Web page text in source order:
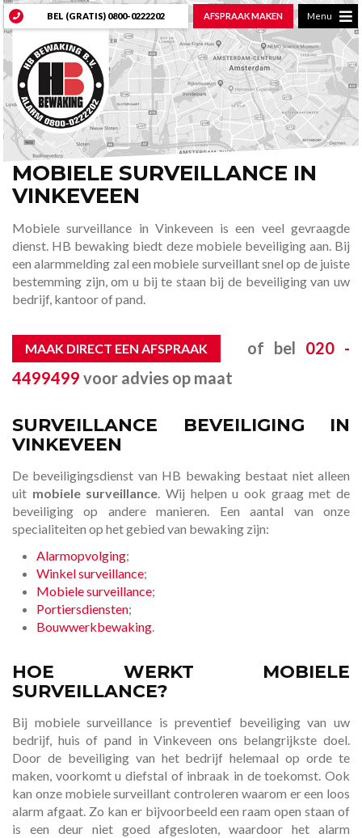
Menu
AFSPRAAK MAKEN
BEL (GRATIS) 0800-0222202
MOBIELE SURVEILLANCE IN
VINKEVEEN
Mobiele surveillance in Vinkeveen is een veel gevraagde
dienst. HB bewaking biedt deze mobiele beveiliging aan. Bij
een alarmmelding zal een mobiele surveillant snel op de juiste
bestemming zijn, om u bij te staan bij de beveiliging van uw
bedrijf, kantoor of pand.
MAAK DIRECT EEN AFSPRAAK of bel 020 -
4499499 voor advies op maat
SURVEILLANCE BEVEILIGING IN
VINKEVEEN
De beveiligingsdienst van HB bewaking bestaat niet alleen
uit mobiele surveillance. Wij helpen u ook graag met de
beveiliging op andere manieren. Een aantal van onze
specialiteiten op het gebied van bewaking zijn:
Alarmopvolging;
Winkel surveillance;
Mobiele surveillance;
Portiersdiensten;
Bouwwerkbewaking.
HOE WERKT MOBIELE
SURVEILLANCE?
Bij mobiele surveillance is preventief beveiliging van uw
bedrijf, huis of pand in Vinkeveen ons belangrijkste doel.
Door de beveiliging van het bedrijf helemaal op orde te
maken, voorkomt u diefstal of inbraak in de toekomst. Ook
kan onze mobiele surveillant controleren waarom er een loos
alarm afgaat. Zo kan er bijvoorbeeld een raam open staan of
is een deur niet goed afgesloten, waardoor het alarm